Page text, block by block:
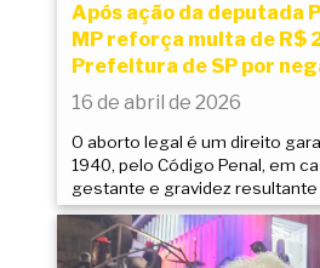
Após ação da deputada
MP reforça multa de R$
Prefeitura de SP por
16 de abril de 2026
O aborto legal é um direito
1940, pelo Código Penal, em
gestante e gravidez